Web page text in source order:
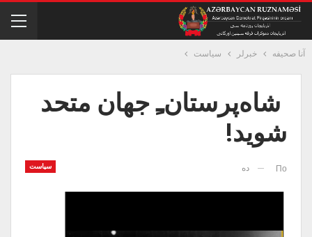
آنا صحیفه خبرلر سیاست
شاه‌پرستان‌ـِ جهان متحد
شوید!
سیاست По ده